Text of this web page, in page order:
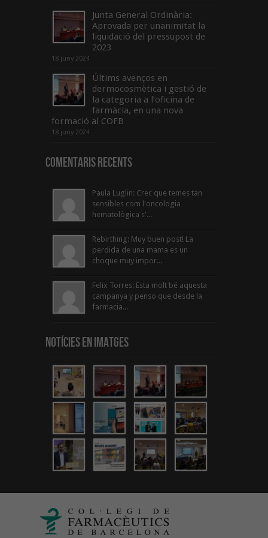
Junta General Ordinària:
Aprovada per unanimitat la
liquidació del pressupost de
2023
18 juny 2024
Últims avenços en
dermocosmètica i gestió de
la categoria a l’oficina de
farmàcia, en una nova
formació al COFB
18 juny 2024
Comentaris Recents
Paula Luglin: Crec que temes tan
sensibles com l'oncologia
hematològica s'...
Rebirthing: Muy buen post! La
perdida de una mama es un
choque muy impor...
Felix Torres: Esta molt bé aquesta
campanya y penso que desde la
farmacia...
Notícies en Imatges